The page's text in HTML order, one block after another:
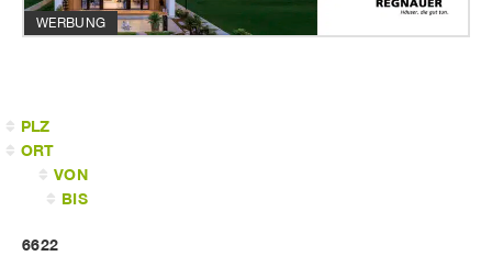
WERBUNG
PLZ
ORT
VON
BIS
6622